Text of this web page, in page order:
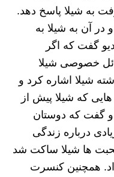
به شیلا پاسخ دهد.
در آن به شیلا به
گفت که اگر
خصوصی شیلا
شیلا اشاره کرد و
که شیلا پیش از
گفت که دوستان
درباره زندگی
ها شیلا ساکت شد
همچنین کنسرت